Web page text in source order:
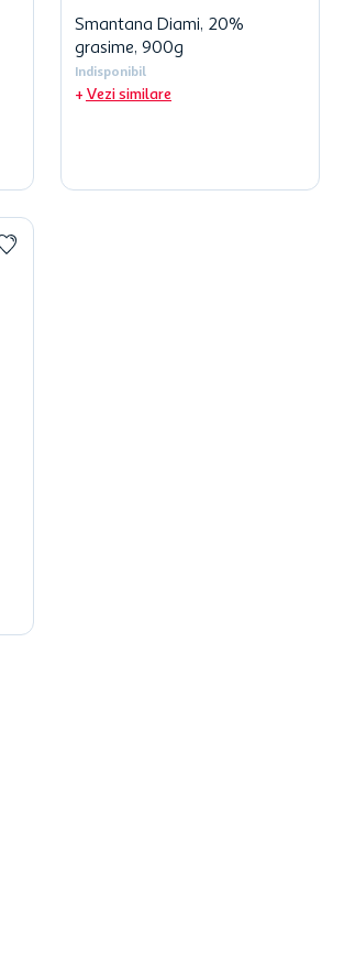
Smantana Diami, 20%
grasime, 900g
Indisponibil
Vezi similare